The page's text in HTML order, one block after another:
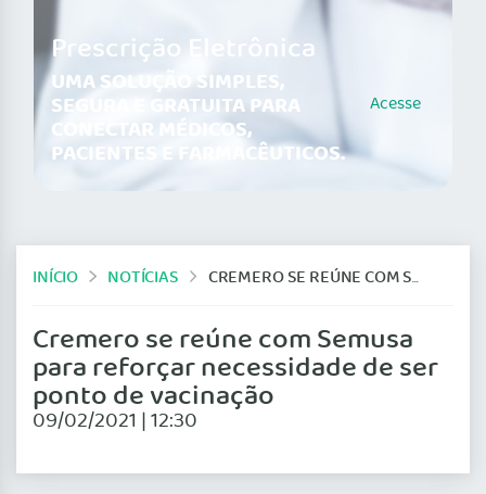
Prescrição Eletrônica
UMA SOLUÇÃO SIMPLES,
SEGURA E GRATUITA PARA
CONECTAR MÉDICOS,
PACIENTES E FARMACÊUTICOS.
Acesse
INÍCIO NOTÍCIAS CREMERO SE REÚNE COM SEMUSA PARA REFORÇAR NECESSIDADE DE SER PONTO DE VACINAÇÃO
Cremero se reúne com Semusa
para reforçar necessidade de ser
ponto de vacinação
09/02/2021 | 12:30